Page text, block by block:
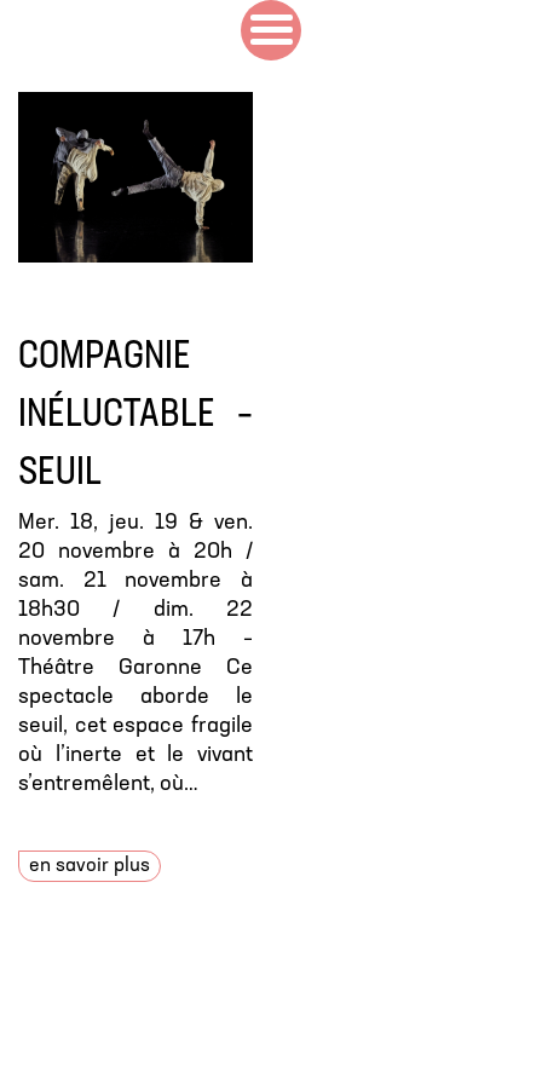
COMPAGNIE
INÉLUCTABLE –
SEUIL
Mer. 18, jeu. 19 & ven.
20 novembre à 20h /
sam. 21 novembre à
18h30 / dim. 22
novembre à 17h –
Théâtre Garonne Ce
spectacle aborde le
seuil, cet espace fragile
où l’inerte et le vivant
s’entremêlent, où…
en savoir plus